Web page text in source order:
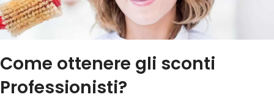
Come ottenere gli sconti
Professionisti?